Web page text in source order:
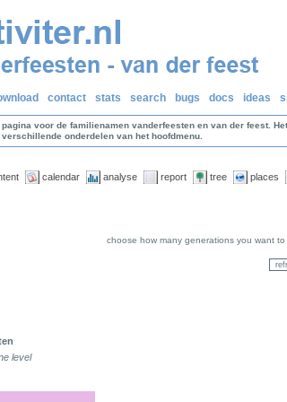
contact stats search bugs docs ideas
voor de familienamen vanderfeesten en van der feest.
onderdelen van het hoofdmenu.
calendar analyse report tree places
choose how many generations you want to
level